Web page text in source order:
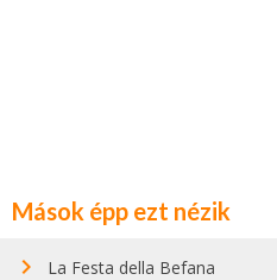
Mások épp ezt nézik
La Festa della Befana